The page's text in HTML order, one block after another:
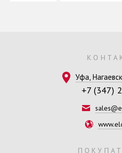
Уфа,
+7 (347)